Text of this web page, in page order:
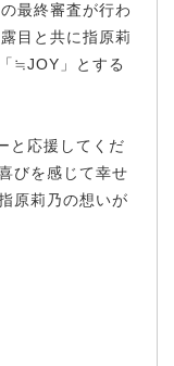
最終審査が行わ
目と共に指原莉
≒JOY」とする
と応援してくだ
びを感じて幸せ
原莉乃の想いが